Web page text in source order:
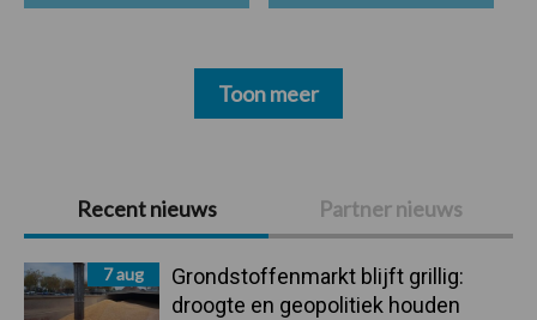
Primaire
Sidebar
Recent nieuws Partner nieuws
7 aug
Grondstoffenmarkt blijft grillig:
droogte en geopolitiek houden
Toon meer